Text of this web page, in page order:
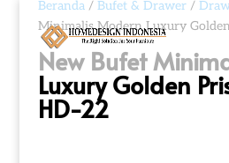
Beranda/ Bufet & Drawer/
Minimalis Modern Luxury
New Bufet
Luxury Golden
HD-22